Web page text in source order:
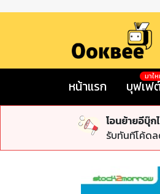
หน้าแรก บุฟเฟ
มาใ
โอนย้ายอีบุ๊ก
รับทันทีโค้ด